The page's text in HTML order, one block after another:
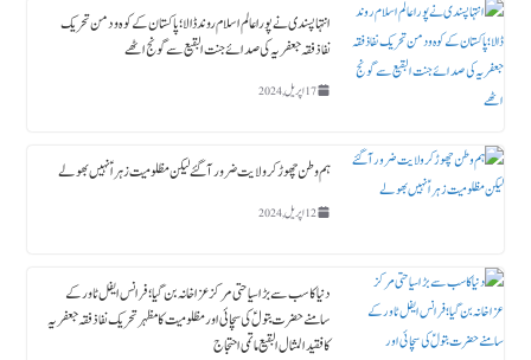
انتہاپسندی نے پورا عالم اسلام روند ڈالا؛ پاکستان کے کوہ و دمن تحریک
نفاذ فقہ جعفریہ کی صدائے جنت البقیع سے گونج اٹھے
17 اپریل, 2024
ہم وطن چھوڑ کر ولایت ضرور آگئے لیکن مظلومیت زہراؑ نہیں بھولے
12 اپریل, 2024
دنیا کا سب سے بڑا سیاحتی مرکز عزاخانہ بن گیا ؛ فرانس ایفل ٹاورکے
سامنے حضرت بتولؑ کی سچائی اور مظلومیت کا مظہر تحریک نفاذ فقہ جعفریہ
کا فقید المثال البقیع ماتمی احتجاج